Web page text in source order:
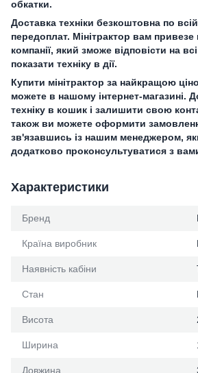
обкатки.
Доставка техніки безкоштовна по
передоплат. Мінітрактор вам привезе
компанії, який зможе відповісти на
показати техніку в дії.
Купити мінітрактор за найкращою
можете в нашому інтернет-магазині.
техніку в кошик і залишити свою
також ви можете оформити
зв'язавшись із нашим менеджером,
додатково проконсультуватися з
Характеристики
Бренд
Країна виробник
Наявність кабіни
Стан
Висота
Ширина
Довжина